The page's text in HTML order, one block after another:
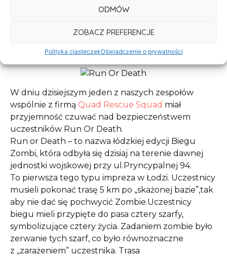
ODMÓW
ZOBACZ PREFERENCJE
Polityka ciasteczekOświadczenie o prywatności
W dniu dzisiejszym jeden z naszych zespołów
wspólnie z firmą Quad Rescue Squad miał
przyjemność czuwać nad bezpieczeństwem
uczestników Run Or Death.
Run or Death – to nazwa łódzkiej edycji Biegu
Zombi, która odbyła się dzisiaj na terenie dawnej
jednostki wojskowej przy ul.Pryncypalnej 94.
To pierwsza tego typu impreza w Łodzi. Uczestnicy
musieli pokonać trasę 5 km po „skażonej bazie”,tak
aby nie dać się pochwycić Zombie.Uczestnicy
biegu mieli przypięte do pasa cztery szarfy,
symbolizujące cztery życia. Zadaniem zombie było
zerwanie tych szarf, co było równoznaczne
z „zarażeniem” uczestnika. Trasa